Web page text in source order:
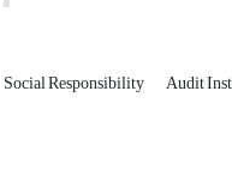
Social Responsibility Audit